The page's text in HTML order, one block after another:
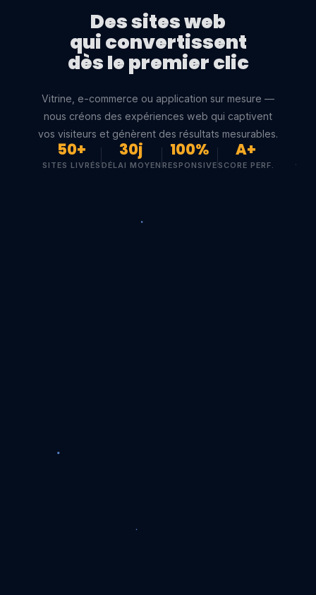
Des sites web
qui convertissent
dès le premier clic
Vitrine, e-commerce ou application sur mesure —
nous créons des expériences web qui captivent
vos visiteurs et génèrent des résultats mesurables.
50+
SITES LIVRÉS
30j
DÉLAI MOYEN
100%
RESPONSIVE
A+
SCORE PERF.